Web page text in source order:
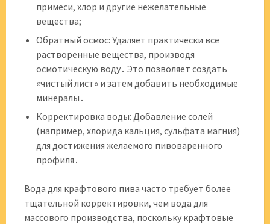
примеси, хлор и другие нежелательные
вещества;
Обратный осмос: Удаляет практически все
растворенные вещества, производя
осмотическую воду․ Это позволяет создать
«чистый лист» и затем добавить необходимые
минералы․
Корректировка воды: Добавление солей
(например, хлорида кальция, сульфата магния)
для достижения желаемого пивоваренного
профиля․
Вода для крафтового пива часто требует более
тщательной корректировки, чем вода для
массового производства, поскольку крафтовые